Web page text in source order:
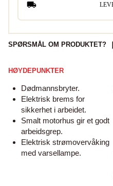
SPØRSMÅL OM PRODUKTET?
HØYDEPUNKTER
Dødmannsbryter.
Elektrisk brems for
sikkerhet i arbeidet.
Smalt motorhus gir et godt
arbeidsgrep.
Elektrisk strømovervåking
med varsellampe.